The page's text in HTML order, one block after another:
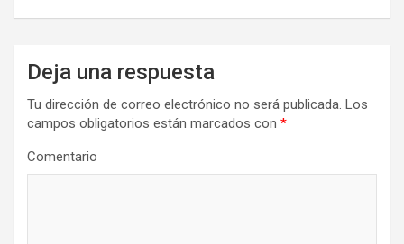
Deja una respuesta
Tu dirección de correo electrónico no será publicada. Los
campos obligatorios están marcados con *
Comentario